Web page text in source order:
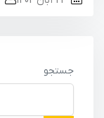
جستجو